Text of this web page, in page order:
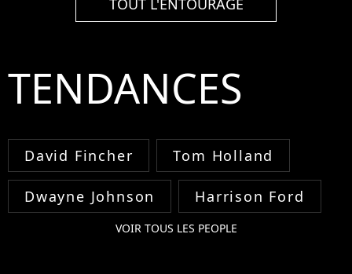
TOUT L'ENTOURAGE
TENDANCES
David Fincher Tom Holland
Dwayne Johnson Harrison Ford
VOIR TOUS LES PEOPLE